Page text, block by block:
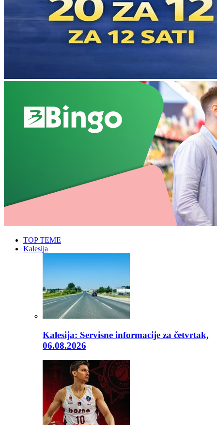
TOP TEME
Kalesija
Kalesija: Servisne informacije za četvrtak,
06.08.2026